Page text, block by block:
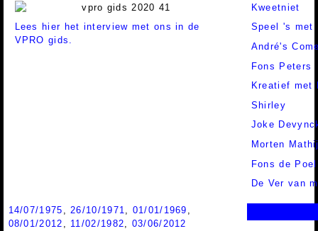
Lees hier het interview met ons in de
VPRO gids.
Kweetniet
Speel 's met
André's
Fons Peters
Kreatief met
Shirley
Joke
Morten
Fons de Poel
De Ver van
14/07/1975 ,26/10/1971, 01/01/1969 ,
08/01/2012 , 11/02/1982, 03/06/2012